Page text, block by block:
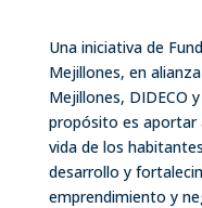
Una iniciativa de
Mejillones, en
Mejillones, DIDECO
propósito es aportar
vida de los
desarrollo y
emprendimiento y